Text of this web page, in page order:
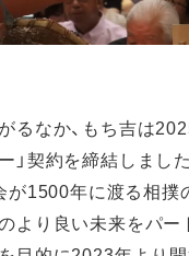
るなか、もち吉は
」契約を締結しまし
が1500年に渡る相
より良い未来をパ